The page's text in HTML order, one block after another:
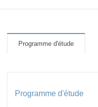
Programme d'étude
Programme d'étude